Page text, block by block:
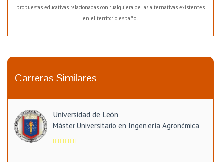
propuestas educativas relacionadas con cualquiera de las alternativas existentes
en el territorio español.
Carreras Similares
Universidad de León
Máster Universitario en Ingeniería Agronómica